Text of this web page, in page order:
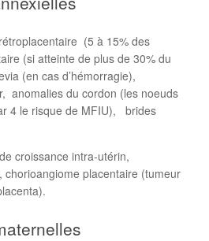
(5 à 15% des
(si atteinte de plus de 30% du
(en cas d’hémorragie),
anomalies du cordon (les noeuds
4 le risque de MFIU), brides
croissance intra-utérin,
chorioangiome placentaire (tumeur